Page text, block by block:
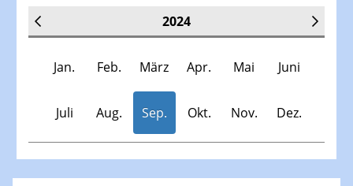
2024
Jan. Feb. März Apr. Mai Juni
Juli Aug. Sep. Okt. Nov. Dez.